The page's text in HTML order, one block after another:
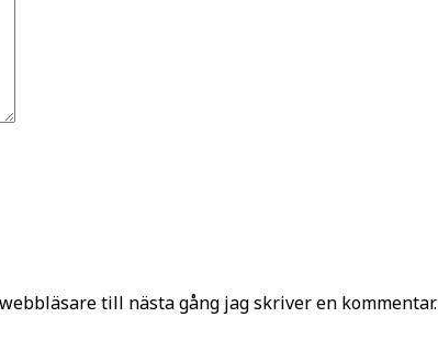
till nästa gång jag skriver en kommentar.